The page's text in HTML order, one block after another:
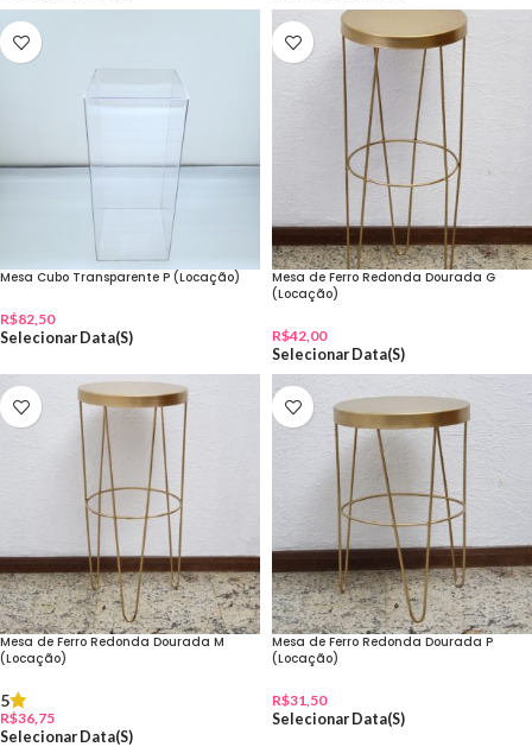
Mesa Cubo Transparente P (Locação)
R$82,50
Selecionar Data(s)
Mesa de Ferro Redonda Dourada G
(Locação)
R$42,00
Selecionar Data(s)
Mesa de Ferro Redonda Dourada M
(Locação)
5
R$36,75
Selecionar Data(s)
Mesa de Ferro Redonda Dourada P
(Locação)
R$31,50
Selecionar Data(s)